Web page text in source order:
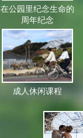
在公园里纪念生命的
周年纪念
成人休闲课程